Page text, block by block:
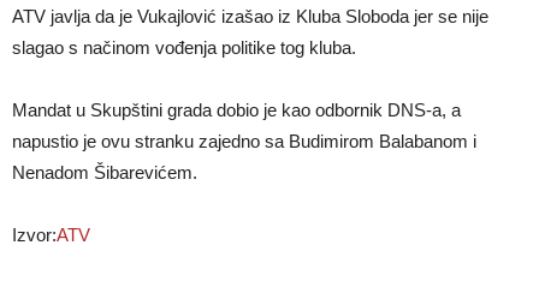
ATV javlja da je Vukajlović izašao iz Kluba Sloboda jer se nije
slagao s načinom vođenja politike tog kluba.
Mandat u Skupštini grada dobio je kao odbornik DNS-a, a
napustio je ovu stranku zajedno sa Budimirom Balabanom i
Nenadom Šibarevićem.
Izvor:ATV